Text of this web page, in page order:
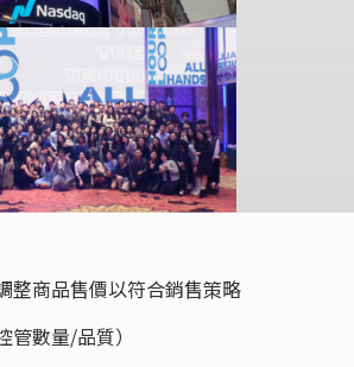
整商品售價以符合銷售策略
數量/品質）